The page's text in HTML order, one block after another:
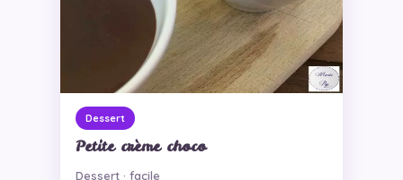
Dessert
Petite crème choco
Dessert · facile